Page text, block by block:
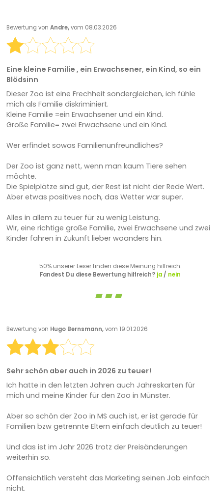
Bewertung von Andre,vom 08.03.2026
Eine kleine Familie , ein Erwachsener, ein Kind, so ein
Blödsinn
Dieser Zoo ist eine Frechheit sondergleichen, ich fühle
mich als Familie diskriminiert.
Kleine Familie =ein Erwachsener und ein Kind.
Große Familie= zwei Erwachsene und ein Kind.
Wer erfindet sowas Familienunfreundliches?
Der Zoo ist ganz nett, wenn man kaum Tiere sehen
möchte.
Die Spielplätze sind gut, der Rest ist nicht der Rede Wert.
Aber etwas positives noch, das Wetter war super.
Alles in allem zu teuer für zu wenig Leistung.
Wir, eine richtige große Familie, zwei Erwachsene und zwei
Kinder fahren in Zukunft lieber woanders hin.
50% unserer Leser finden diese Meinung hilfreich.
Fandest Du diese Bewertung hilfreich? ja/ nein
Bewertung von Hugo Bernsmann,vom 19.01.2026
Sehr schön aber auch in 2026 zu teuer!
Ich hatte in den letzten Jahren auch Jahreskarten für
mich und meine Kinder für den Zoo in Münster.
Aber so schön der Zoo in MS auch ist, er ist gerade für
Familien bzw getrennte Eltern einfach deutlich zu teuer!
Und das ist im Jahr 2026 trotz der Preisänderungen
weiterhin so.
Offensichtlich versteht das Marketing seinen Job einfach
nicht.